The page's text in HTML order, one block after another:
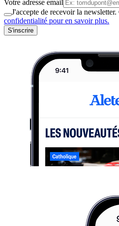
Votre adresse email
J'accepte de recevoir la
confidentialité pour en savoir plus.
S'inscrire